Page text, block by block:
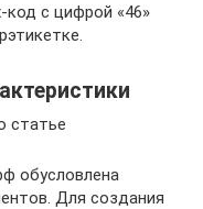
код с цифрой «46»
статье
обусловлена
Для создания